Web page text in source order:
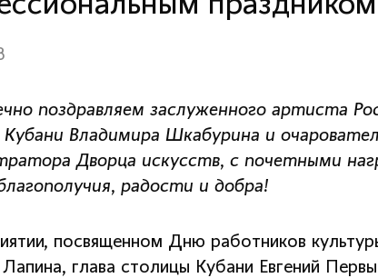
поздравляем заслуженного артиста
Владимира Шкабурина и
Дворца искусств, с почетными
радости и добра!
посвященном Дню работников
Лапина, глава столицы Кубани Евгений